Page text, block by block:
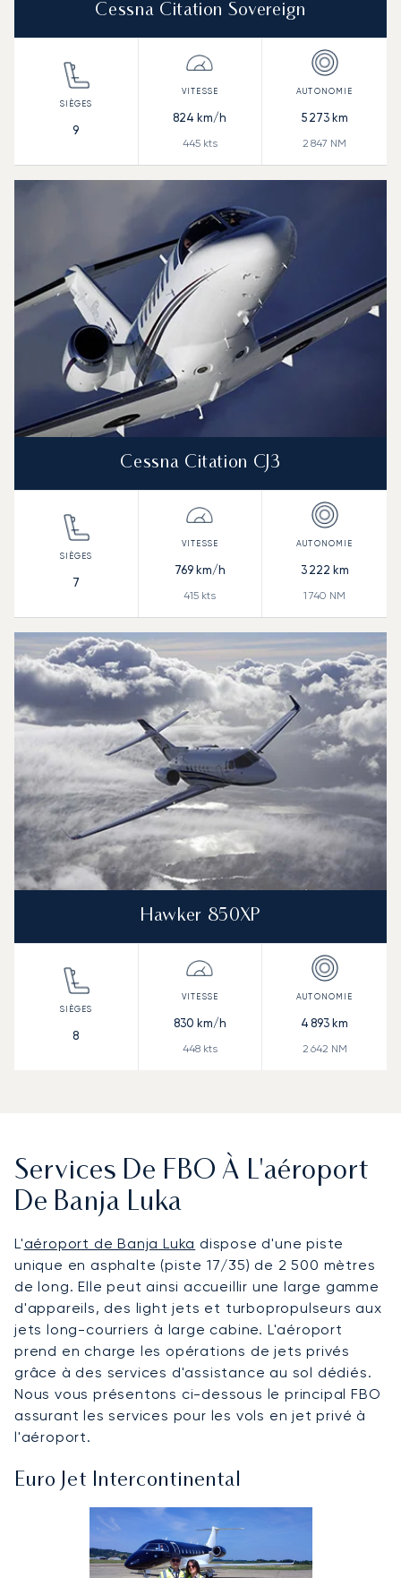
Cessna Citation Sovereign
9
824 km/h
445kts
5 273km
2 847 NM
Cessna Citation CJ3
7
769km/h
415 kts
3 222 km
1 740 NM
Hawker 850XP
8
830 km/h
448kts
4 893 km
2 642 NM
Services De FBO À L'aéroport
De Banja Luka
L'aéroport de Banja Luka dispose d'une piste
unique en asphalte (piste 17/35) de 2 500 mètres
de long. Elle peut ainsi accueillir une large gamme
d'appareils, des light jets et turbopropulseurs aux
jets long-courriers à large cabine. L'aéroport
prend en charge les opérations de jets privés
grâce à des services d'assistance au sol dédiés.
Nous vous présentons ci-dessous le principal FBO
assurant les services pour les vols en jet privé à
l'aéroport.
Euro Jet Intercontinental